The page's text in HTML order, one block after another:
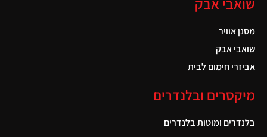
שואבי אבק
מסנן אוויר
שואבי אבק
אביזרי חימום לבית
מיקסרים ובלנדרים
בלנדרים ומוטות בלנדרים